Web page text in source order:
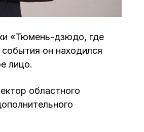
«Тюмень-дзюдо, где
он находился
лицо.
областного